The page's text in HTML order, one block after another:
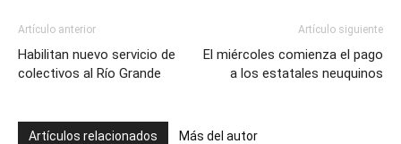
Artículo anterior
Habilitan nuevo servicio de
colectivos al Río Grande
Artículo siguiente
El miércoles comienza el pago
a los estatales neuquinos
Artículos relacionados Más del autor